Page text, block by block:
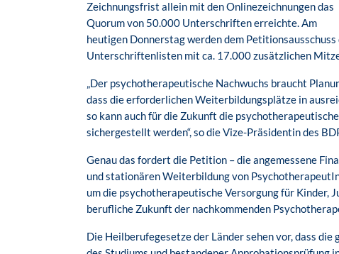
Zeichnungsfrist allein mit den Onlinezeichnungen das
Quorum von 50.000 Unterschriften erreichte. Am
heutigen Donnerstag werden dem
Unterschriftenlisten mit ca. 17.000 zusätzlichen
„Der psychotherapeutische Nachwuchs braucht
dass die erforderlichen Weiterbildungsplätze in
so kann auch für die Zukunft die
sichergestellt werden“, so die Vize-Präsidentin des
Genau das fordert die Petition – die angemessene
und stationären Weiterbildung von
um die psychotherapeutische Versorgung für Kinder,
berufliche Zukunft der nachkommenden
Die Heilberufegesetze der Länder sehen vor, dass